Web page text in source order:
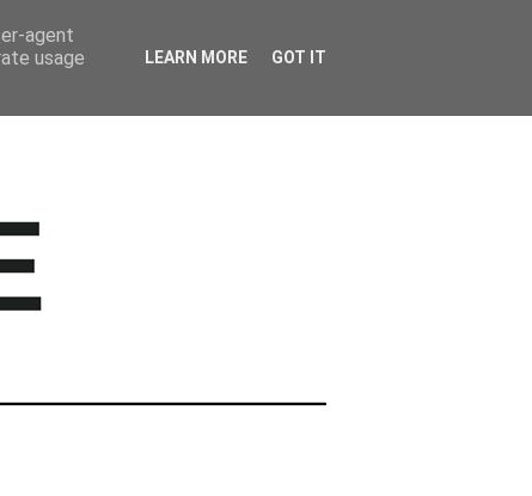
BARWNE TRAVEL
agent
usage
LEARN MORE GOT IT